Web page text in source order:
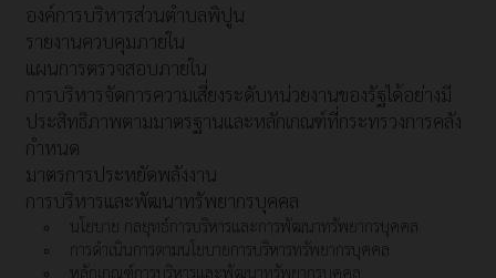
องค์การบริหารส่วนตำบลพิปูน
รายงานควบคุมภายใน
แผนการตรวจสอบภายใน
การบริหารจัดการความเสี่ยงระดับหน่วยงานของรัฐได้อย่างมี
ประสิทธิภาพตามมาตรฐานและหลักเกณฑ์ที่กระทรวงการคลัง
กำหนด
มาตรการประหยัดพลังงาน
การบริหารและพัฒนาทรัพยากรบุคคล
นโยบาย กลยุทธ์การบริหารและการพัฒนาทรัพยากรบุคคล
การดำเนินการตามนโยบายการบริหารทรัพยากรบุคคล
หลักเกณฑ์การบริหารและพัฒนาทรัพยากรบุคคล